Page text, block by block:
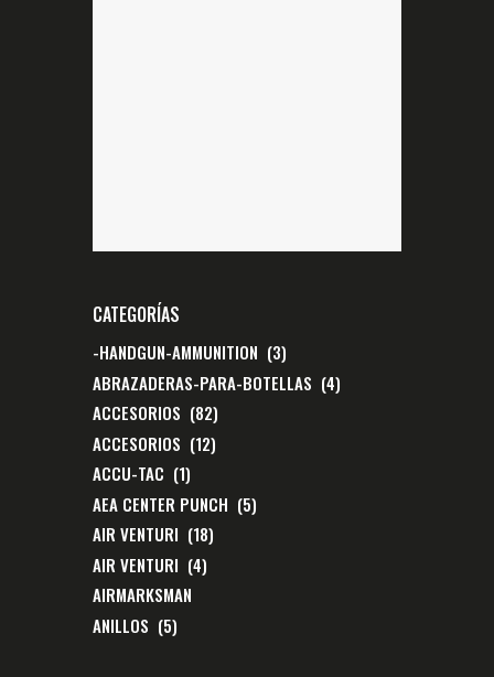
CATEGORÍAS
-HANDGUN-AMMUNITION (3)
ABRAZADERAS-PARA-BOTELLAS (4)
ACCESORIOS (82)
ACCESORIOS (12)
ACCU-TAC (1)
AEA CENTER PUNCH (5)
AIR VENTURI (18)
AIR VENTURI (4)
AIRMARKSMAN
ANILLOS (5)